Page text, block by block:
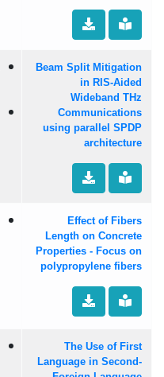
Beam Split Mitigation
in RIS-Aided
Wideband THz
Communications
using parallel SPDP
architecture
Effect of Fibers
Length on Concrete
Properties - Focus on
polypropylene fibers
The Use of First
Language in Second-